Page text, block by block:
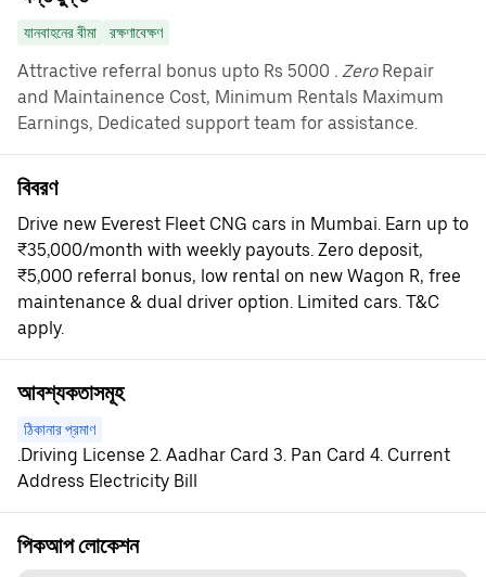
যানবাহনের বীমা রক্ষণাবেক্ষণ
Attractive referral bonus upto Rs 5000 . ZeroRepair
and Maintainence Cost, Minimum Rentals Maximum
Earnings, Dedicated support team for assistance.
বিবরণ
Drive new Everest Fleet CNG cars in Mumbai. Earn up to
₹35,000/month with weekly payouts. Zero deposit,
₹5,000 referral bonus, low rental on new Wagon R, free
maintenance & dual driver option. Limited cars. T&C
apply.
আবশ্যকতাসমূহ
ঠিকানার প্রমাণ
.Driving License 2. Aadhar Card 3. Pan Card 4. Current
Address Electricity Bill
পিকআপ লোকেশন